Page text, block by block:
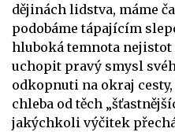
dějinách lidstva, máme
podobáme tápajícím
hluboká temnota
uchopit pravý smysl
odkopnuti na okraj
chleba od těch
jakýchkoli výčitek